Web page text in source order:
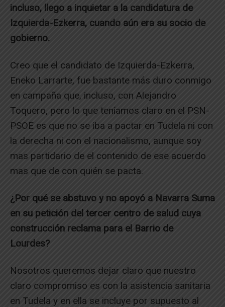
incluso, llego a inquietar a la candidatura de
Izquierda-Ezkerra, cuando aún era su socio de
gobierno.
Creo que el candidato de Izquierda-Ezkerra,
Eneko Larrarte, fue bastante más duro conmigo
en campaña que, incluso, con Alejandro
Toquero, pero lo que teníamos claro en el PSN-
PSOE es que no se iba a pactar en Tudela ni con
la derecha ni con el nacionalismo, aunque soy
mas partidario de el contenido de ese acuerdo
mas que de con quién se pacta.
¿Por qué se abstuvo y no apoyó a Navarra Suma
en su petición del tercer centro de salud cuya
construcción reclama para el Barrio de
Lourdes?
Nosotros queremos dejar claro que nuestro
claro compromiso es con la asistencia sanitaria
en Tudela y en ella se incluye por supuesto al